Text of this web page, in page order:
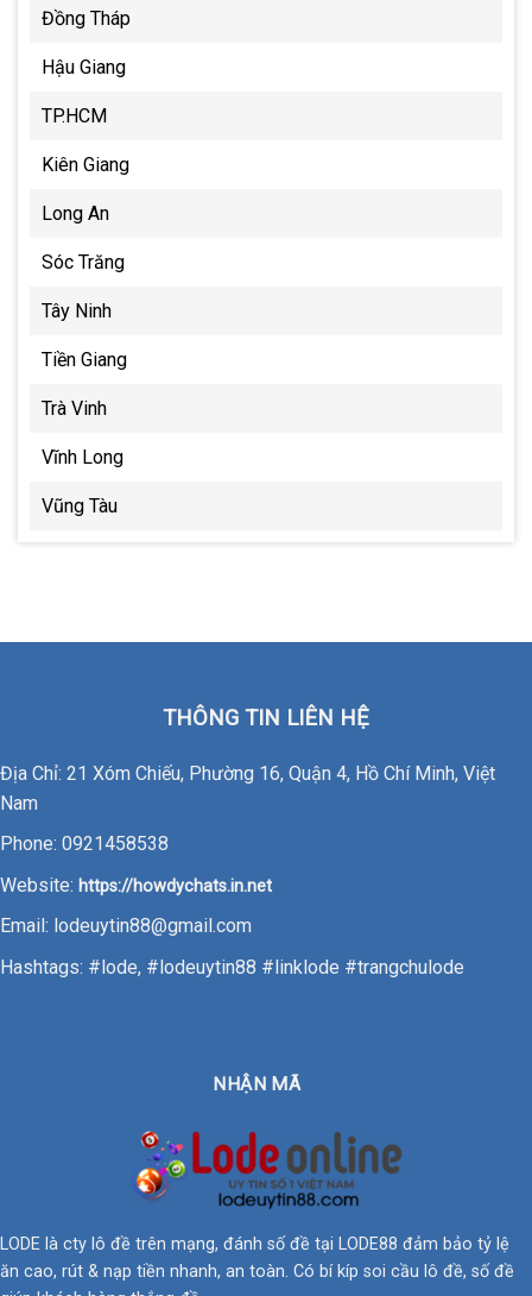
Đồng Tháp
Hậu Giang
TP.HCM
Kiên Giang
Long An
Sóc Trăng
Tây Ninh
Tiền Giang
Trà Vinh
Vĩnh Long
Vũng Tàu
THÔNG TIN LIÊN HỆ
Địa Chỉ: 21 Xóm Chiếu, Phường 16, Quận 4, Hồ Chí Minh, Việt
Nam
Phone: 0921458538
Website: https://howdychats.in.net
Email: lodeuytin88@gmail.com
Hashtags: #lode, #lodeuytin88 #linklode #trangchulode
NHẬN MÃ
LODE là cty lô đề trên mạng, đánh số đề tại LODE88 đảm bảo tỷ lệ
ăn cao, rút & nạp tiền nhanh, an toàn. Có bí kíp soi cầu lô đề, số đề